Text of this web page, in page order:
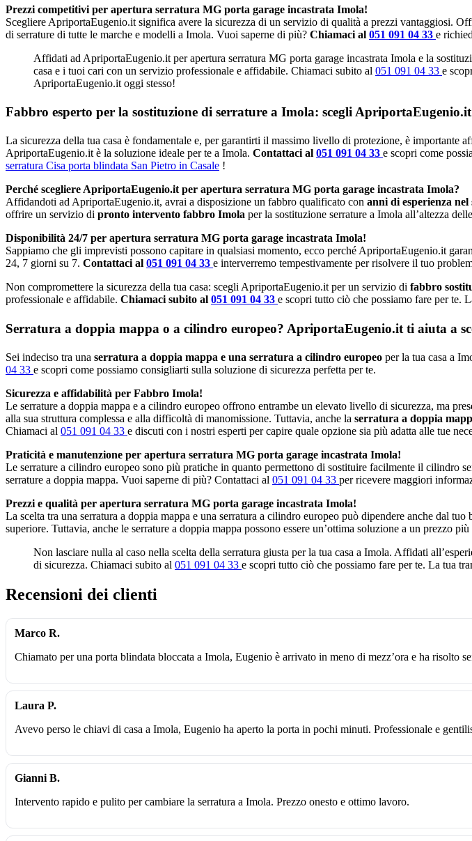
Prezzi competitivi per apertura serratura MG porta garage incastrata Imola!
Scegliere ApriportaEugenio.it significa avere la sicurezza di un servizio di qualità a prezzi vantaggiosi.
di serrature di tutte le marche e modelli a Imola. Vuoi saperne di più? Chiamaci al 051 091 04 33 e
Affidati ad ApriportaEugenio.it per apertura serratura MG porta garage incastrata Imola e la
casa e i tuoi cari con un servizio professionale e affidabile. Chiamaci subito al 051 091 04 33 e
ApriportaEugenio.it oggi stesso!
Fabbro esperto per la sostituzione di serrature a Imola: scegli
La sicurezza della tua casa è fondamentale e, per garantirti il massimo livello di protezione, è importante
ApriportaEugenio.it è la soluzione ideale per te a Imola. Contattaci al 051 091 04 33 e scopri come
serratura Cisa porta blindata San Pietro in Casale !
Perché scegliere ApriportaEugenio.it per apertura serratura MG porta garage incastrata Imola?
Affidandoti ad ApriportaEugenio.it, avrai a disposizione un fabbro qualificato con anni di esperienza nel
offrire un servizio di pronto intervento fabbro Imola per la sostituzione serrature a Imola all’altezza
Disponibilità 24/7 per apertura serratura MG porta garage incastrata Imola!
Sappiamo che gli imprevisti possono capitare in qualsiasi momento, ecco perché ApriportaEugenio.it
24, 7 giorni su 7. Contattaci al 051 091 04 33 e interverremo tempestivamente per risolvere il tuo
Non compromettere la sicurezza della tua casa: scegli ApriportaEugenio.it per un servizio di fabbro
professionale e affidabile. Chiamaci subito al 051 091 04 33 e scopri tutto ciò che possiamo fare per te.
Serratura a doppia mappa o a cilindro europeo? ApriportaEugenio.it ti aiuta a
Sei indeciso tra una serratura a doppia mappa e una serratura a cilindro europeo per la tua casa a
04 33 e scopri come possiamo consigliarti sulla soluzione di sicurezza perfetta per te.
Sicurezza e affidabilità per Fabbro Imola!
Le serrature a doppia mappa e a cilindro europeo offrono entrambe un elevato livello di sicurezza, ma
alla sua struttura complessa e alla difficoltà di manomissione. Tuttavia, anche la serratura a doppia
Chiamaci al 051 091 04 33 e discuti con i nostri esperti per capire quale opzione sia più adatta alle tue
Praticità e manutenzione per apertura serratura MG porta garage incastrata Imola!
Le serrature a cilindro europeo sono più pratiche in quanto permettono di sostituire facilmente il cilindro
serrature a doppia mappa. Vuoi saperne di più? Contattaci al 051 091 04 33 per ricevere maggiori
Prezzi e qualità per apertura serratura MG porta garage incastrata Imola!
La scelta tra una serratura a doppia mappa e una serratura a cilindro europeo può dipendere anche dal
superiore. Tuttavia, anche le serrature a doppia mappa possono essere un’ottima soluzione a un prezzo più
Non lasciare nulla al caso nella scelta della serratura giusta per la tua casa a Imola. Affidati
di sicurezza. Chiamaci subito al 051 091 04 33 e scopri tutto ciò che possiamo fare per te. La tua
Recensioni dei clienti
Marco R.
Chiamato per una porta blindata bloccata a Imola, Eugenio è arrivato in meno di mezz’ora e ha risolto
Laura P.
Avevo perso le chiavi di casa a Imola, Eugenio ha aperto la porta in pochi minuti. Professionale e
Gianni B.
Intervento rapido e pulito per cambiare la serratura a Imola. Prezzo onesto e ottimo lavoro.